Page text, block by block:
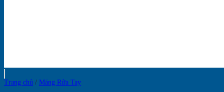
Trang chủ / Máng Rửa Tay